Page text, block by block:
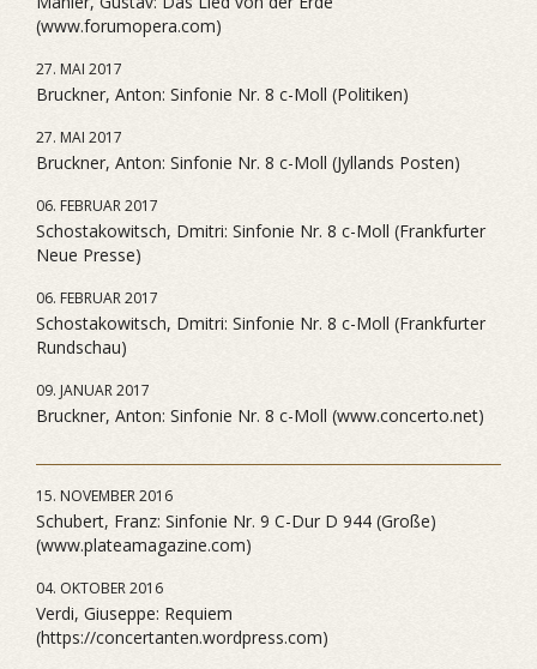
(www.forumopera.com)
27. MAI 2017
Bruckner, Anton: Sinfonie Nr. 8 c-Moll (Politiken)
27. MAI 2017
Bruckner, Anton: Sinfonie Nr. 8 c-Moll (Jyllands Posten)
06. FEBRUAR 2017
Schostakowitsch, Dmitri: Sinfonie Nr. 8 c-Moll (Frankfurter
Neue Presse)
06. FEBRUAR 2017
Schostakowitsch, Dmitri: Sinfonie Nr. 8 c-Moll (Frankfurter
Rundschau)
09. JANUAR 2017
Bruckner, Anton: Sinfonie Nr. 8 c-Moll (www.concerto.net)
15. NOVEMBER 2016
Schubert, Franz: Sinfonie Nr. 9 C-Dur D 944 (Große)
(www.plateamagazine.com)
04. OKTOBER 2016
Verdi, Giuseppe: Requiem
(https://concertanten.wordpress.com)